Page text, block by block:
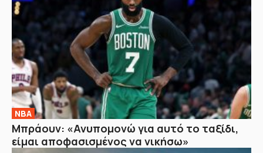
NBA
Μπράουν: «Ανυπομονώ για αυτό το ταξίδι,
είμαι αποφασισμένος να νικήσω»